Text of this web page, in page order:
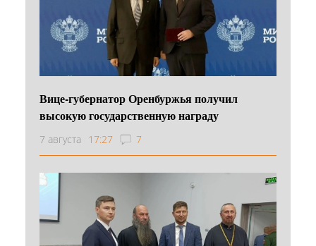
Вице-губернатор Оренбуржья получил
высокую государственную награду
7 августа 17:27 7